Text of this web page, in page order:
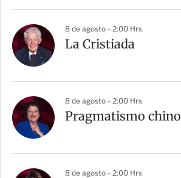
8 de agosto - 2:00 Hrs
La Cristiada
8 de agosto - 2:00 Hrs
Pragmatismo chino
8 de agosto - 2:00 Hrs